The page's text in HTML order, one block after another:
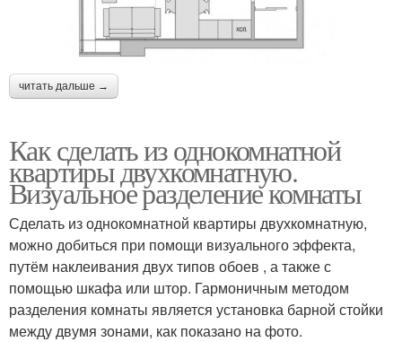
читать дальше →
Как сделать из однокомнатной
квартиры двухкомнатную.
Визуальное разделение комнаты
Сделать из однокомнатной квартиры двухкомнатную,
можно добиться при помощи визуального эффекта,
путём наклеивания двух типов обоев , а также с
помощью шкафа или штор. Гармоничным методом
разделения комнаты является установка барной стойки
между двумя зонами, как показано на фото.